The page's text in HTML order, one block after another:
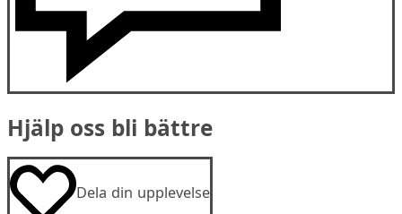
Hjälp oss bli bättre
Dela din upplevelse